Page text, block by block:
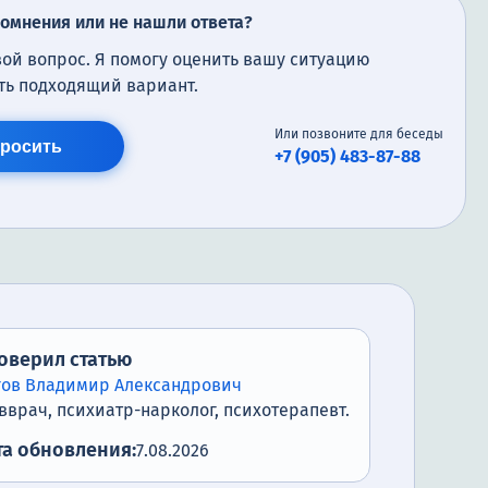
или не нашли ответа?
вопрос. Я помогу оценить вашу ситуацию
подходящий вариант.
Или позвоните для беседы
+7 (905) 483-87-88
статью
Владимир Александрович
психиатр-нарколог, психотерапевт.
обновления:7.08.2026